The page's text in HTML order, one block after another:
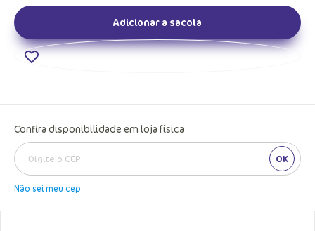
Adicionar a sacola
Confira disponibilidade em loja física
OK
Não sei meu cep